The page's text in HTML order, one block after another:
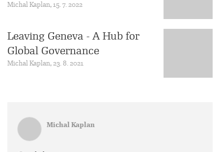
Michal Kaplan, 15. 7. 2022
Leaving Geneva - A Hub for
Global Governance
Michal Kaplan, 23. 8. 2021
Michal Kaplan